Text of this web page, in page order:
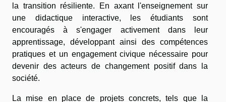
la transition résiliente. En axant l'enseignement sur
une didactique interactive, les étudiants sont
encouragés à s'engager activement dans leur
apprentissage, développant ainsi des compétences
pratiques et un engagement civique nécessaire pour
devenir des acteurs de changement positif dans la
société.
La mise en place de projets concrets, tels que la